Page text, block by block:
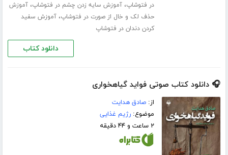
در فتوشاپ،آموزش سایه زدن چشم در فتوشاپ،آموزش
حذف لک و خال از صورت در فتوشاپ،آموزش سفید
کردن دندان در فتوشاپ
دانلود کتاب
🎧 دانلود کتاب صوتی فواید گیاهخواری
از:صادق هدایت
موضوع:رژیم غذایی
۲ ساعت و ۴۴ دقیقه